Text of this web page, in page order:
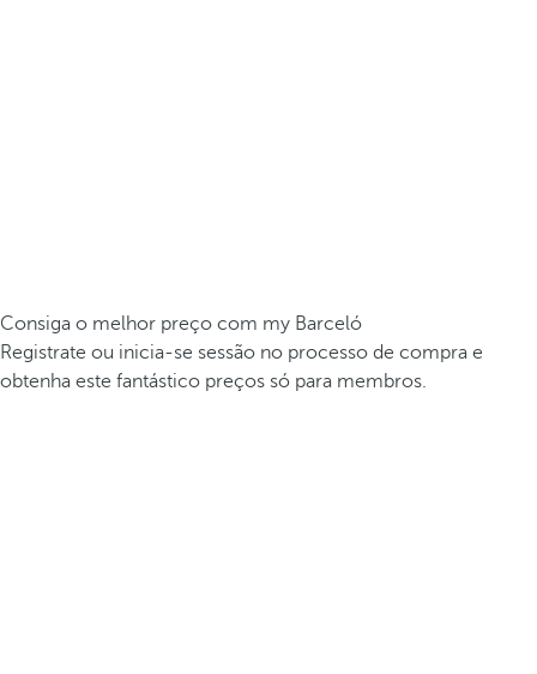
Consiga o melhor preço com my Barceló
Registrate ou inicia-se sessão no processo de compra e
obtenha este fantástico preços só para membros.